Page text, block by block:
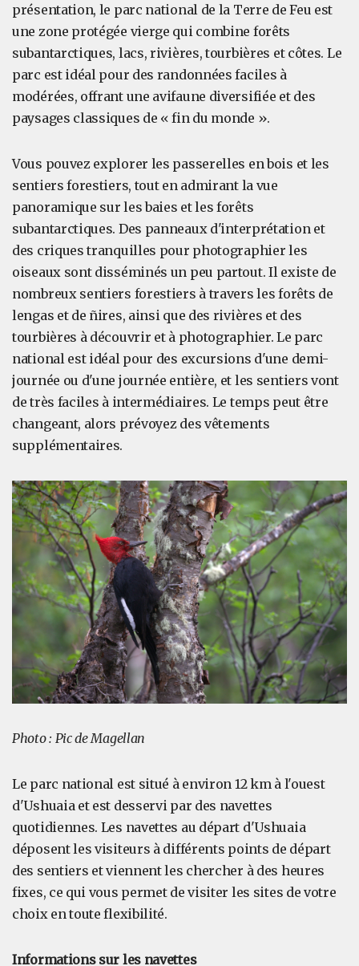
présentation, le parc national de la Terre de Feu est
une zone protégée vierge qui combine forêts
subantarctiques, lacs, rivières, tourbières et côtes. Le
parc est idéal pour des randonnées faciles à
modérées, offrant une avifaune diversifiée et des
paysages classiques de « fin du monde ».
Vous pouvez explorer les passerelles en bois et les
sentiers forestiers, tout en admirant la vue
panoramique sur les baies et les forêts
subantarctiques. Des panneaux d'interprétation et
des criques tranquilles pour photographier les
oiseaux sont disséminés un peu partout. Il existe de
nombreux sentiers forestiers à travers les forêts de
lengas et de ñires, ainsi que des rivières et des
tourbières à découvrir et à photographier. Le parc
national est idéal pour des excursions d'une demi-
journée ou d'une journée entière, et les sentiers vont
de très faciles à intermédiaires. Le temps peut être
changeant, alors prévoyez des vêtements
supplémentaires.
Photo : Pic de Magellan
Le parc national est situé à environ 12 km à l'ouest
d'Ushuaia et est desservi par des navettes
quotidiennes. Les navettes au départ d'Ushuaia
déposent les visiteurs à différents points de départ
des sentiers et viennent les chercher à des heures
fixes, ce qui vous permet de visiter les sites de votre
choix en toute flexibilité.
Informations sur les navettes